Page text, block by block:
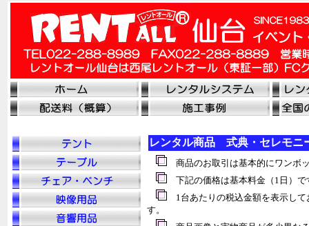
レンタル商品 式典・セレモニ
商品のお取引は基本的にワンボ
下記の価格は基本料金（1日）で
1台あたりの税込金額を表示して
す。